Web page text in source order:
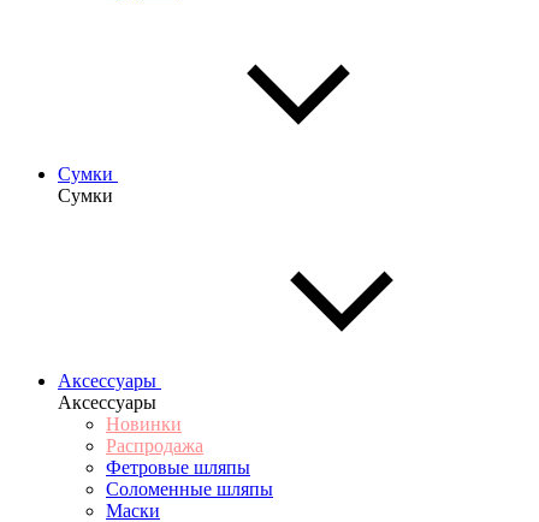
Сумки
Сумки
Аксессуары
Аксессуары
Новинки
Распродажа
Фетровые шляпы
Соломенные шляпы
Маски